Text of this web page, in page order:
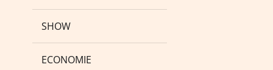
SHOW
ECONOMIE